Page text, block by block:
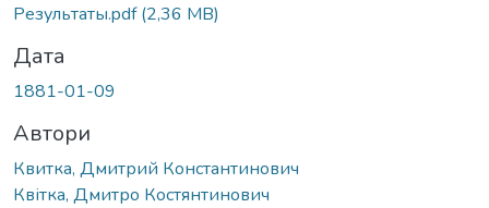
Результаты.pdf(2,36 MB)
Дата
1881-01-09
Автори
Квитка, Дмитрий Константинович
Квітка, Дмитро Костянтинович